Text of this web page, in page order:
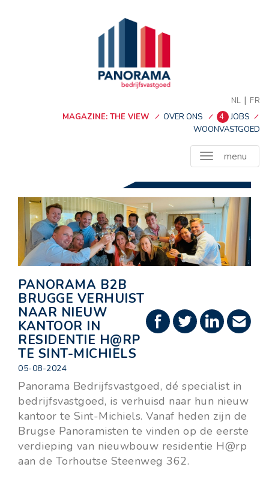
NL | FR
MAGAZINE: THE VIEW
OVER ONS 4 JOBS
WOONVASTGOED
menu
PANORAMA B2B
BRUGGE VERHUIST
NAAR NIEUW
KANTOOR IN
RESIDENTIE H@RP
TE SINT-MICHIELS
05-08-2024
Panorama Bedrijfsvastgoed, dé specialist in
bedrijfsvastgoed, is verhuisd naar hun nieuw
kantoor te Sint-Michiels. Vanaf heden zijn de
Brugse Panoramisten te vinden op de eerste
verdieping van nieuwbouw residentie H@rp
aan de Torhoutse Steenweg 362.